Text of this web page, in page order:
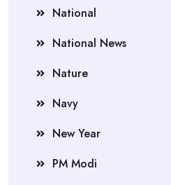
National
National News
Nature
Navy
New Year
PM Modi